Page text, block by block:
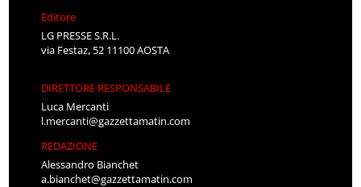
Editore
LG PRESSE S.R.L.
via Festaz, 52 11100 AOSTA
DIRETTORE RESPONSABILE
Luca Mercanti
l.mercanti@gazzettamatin.com
REDAZIONE
Alessandro Bianchet
a.bianchet@gazzettamatin.com